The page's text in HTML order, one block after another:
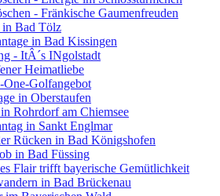
- Fränkische Gaumenfreuden
in Bad Tölz
in Bad Kissingen
- ItÂ´s INgolstadt
Heimatliebe
Golfangebot
in Oberstaufen
Rohrdorf am Chiemsee
in Sankt Englmar
Rücken in Bad Königshofen
in Bad Füssing
Flair trifft bayerische Gemütlichkeit
in Bad Brückenau